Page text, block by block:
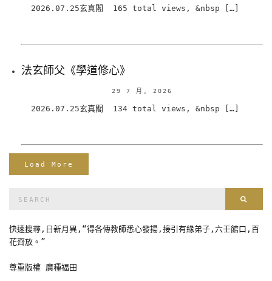
2026.07.25玄真閣 165 total views, &nbsp […]
法玄師父《學道修心》
29 7 月, 2026
2026.07.25玄真閣 134 total views, &nbsp […]
Load More
快速搜尋,日新月異,“得各傳教師悉心發揚,接引有緣弟子,六壬館口,百
花齊放。”
尊重版權 廣種福田